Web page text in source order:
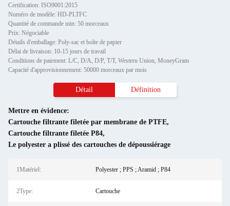
Certification: ISO9001:2015
Numéro de modèle: HD-PLTFC
Quantité de commande min: 50 morceaux
Prix: Négociable
Détails d'emballage: Poly-sac et boîte de papier
Délai de livraison: 10-15 jours de travail
Conditions de paiement: L/C, D/A, D/P, T/T, Western Union, MoneyGram
Capacité d'approvisionnement: 50000 morceaux par mois
Détail Définition
Mettre en évidence:
Cartouche filtrante filetée par membrane de PTFE,
Cartouche filtrante filetée P84,
Le polyester a plissé des cartouches de dépoussiérage
1Matériel: Polyester ; PPS ; Aramid ; P84
2Type: Cartouche